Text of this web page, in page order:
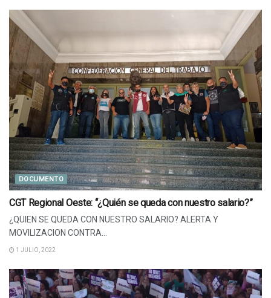
DOCUMENTO
CGT Regional Oeste: “¿Quién se queda con nuestro salario?”
¿QUIEN SE QUEDA CON NUESTRO SALARIO? ALERTA Y
MOVILIZACION CONTRA...
1 JULIO, 2022